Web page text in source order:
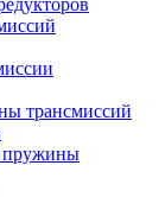
трансмиссий
пружины